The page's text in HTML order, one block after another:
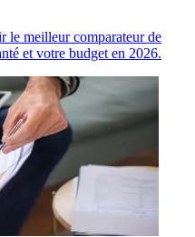
le meilleur comparateur de
et votre budget en 2026.